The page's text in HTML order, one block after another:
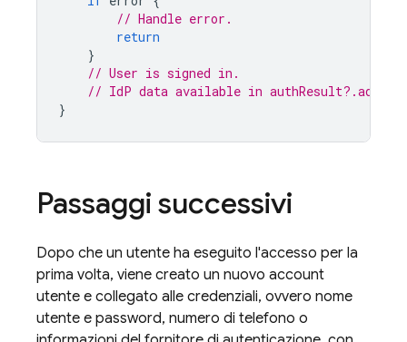
// Handle error.
return
}
// User is signed in.
// IdP data available in
}
Passaggi successivi
Dopo che un utente ha eseguito l'accesso per la
prima volta, viene creato un nuovo account
utente e collegato alle credenziali, ovvero nome
utente e password, numero di telefono o